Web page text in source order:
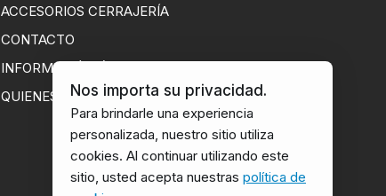
ACCESORIOS CERRAJERÍA
CONTACTO
INFORMACIÓN ÚTIL
QUIENES SOMOSNos importa su privacidad.
Para brindarle una experiencia
personalizada, nuestro sitio utiliza
cookies. Al continuar utilizando este
sitio, usted acepta nuestras política de